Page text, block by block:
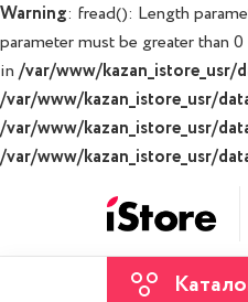
Warning: fread(): Length
parameter must be greater than
in /var/www/
/var/www/kazan_istore_usr/
/var/www/kazan_istore_usr/
/var/www/kazan_istore_usr/